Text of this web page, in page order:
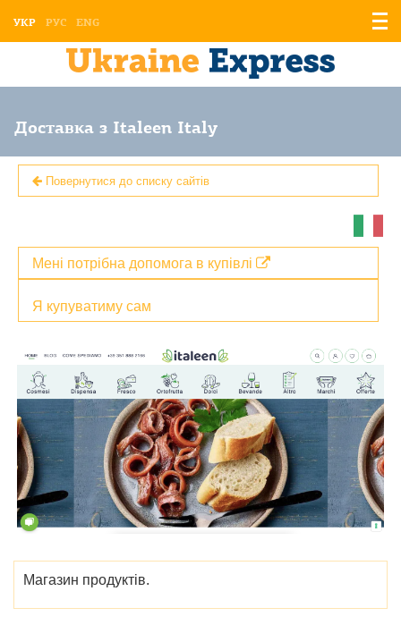
УКР РУС ENG
Доставка з Italeen Italy
Повернутися до списку сайтів
Я купуватиму сам
Мені потрібна допомога в купівлі
Магазин продуктів.